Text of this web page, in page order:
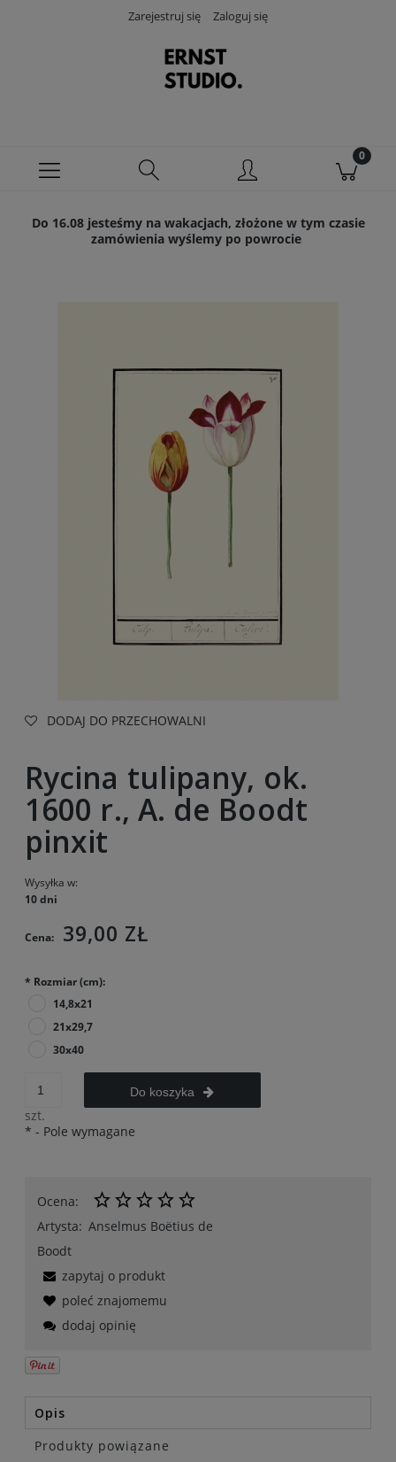
Zarejestruj się Zaloguj się
Do 16.08 jesteśmy na wakacjach, złożone w tym czasie
zamówienia wyślemy po powrocie
DODAJ DO PRZECHOWALNI
Rycina tulipany, ok.
1600 r., A. de Boodt
pinxit
Wysyłka w:
10 dni
Cena: 39,00 ZŁ
* Rozmiar (cm):
14,8x21
21x29,7
30x40
szt.
Do koszyka
* - Pole wymagane
Ocena:
Artysta: Anselmus Boëtius de
Boodt
zapytaj o produkt
poleć znajomemu
dodaj opinię
Opis
Produkty powiązane